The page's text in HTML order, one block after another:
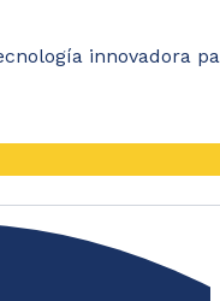
innovadora